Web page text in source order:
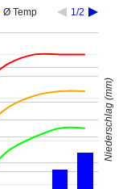
Ø Temp 1/2
Niederschlag (mm)